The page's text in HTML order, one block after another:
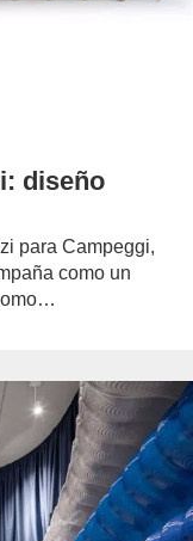
diseño
para Campeggi,
como un